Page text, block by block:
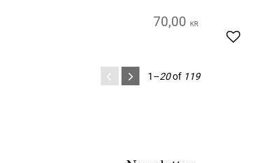
70,00 KR
Add
1–20of 119